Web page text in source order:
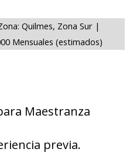
Quilmes, Zona Sur |
Mensuales (estimados)
Maestranza
previa.